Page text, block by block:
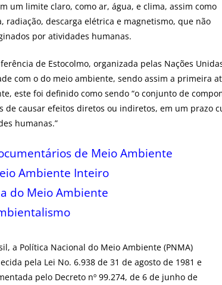
um limite claro, como ar, água, e clima, assim como
radiação, descarga elétrica e magnetismo, que não
por atividades humanas.
de Estocolmo, organizada pelas Nações
com o do meio ambiente, sendo assim a primeira
este foi definido como sendo “o conjunto de
de causar efeitos diretos ou indiretos, em um prazo
humanas.”
de Meio Ambiente
Ambiente Inteiro
do Meio Ambiente
a Política Nacional do Meio Ambiente (PNMA)
pela Lei No. 6.938 de 31 de agosto de 1981 e
pelo Decreto nº 99.274, de 6 de junho de